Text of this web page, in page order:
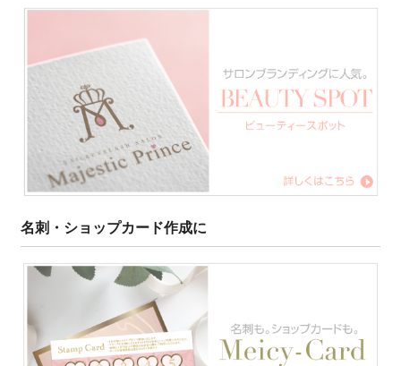
名刺・ショップカード作成に